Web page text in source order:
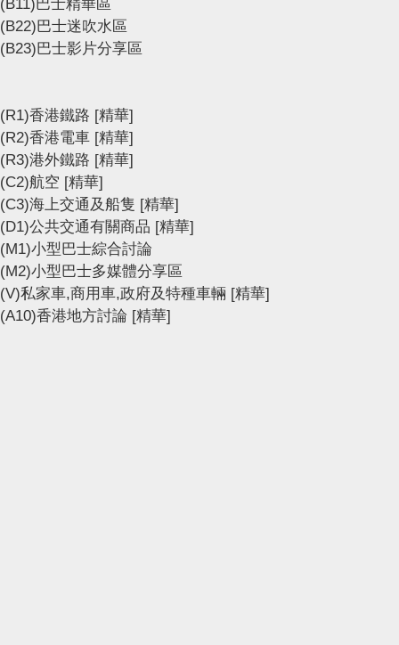
(B11)巴士精華區
(B22)巴士迷吹水區
(B23)巴士影片分享區
(R1)香港鐵路 [精華]
(R2)香港電車 [精華]
(R3)港外鐵路 [精華]
(C2)航空 [精華]
(C3)海上交通及船隻 [精華]
(D1)公共交通有關商品 [精華]
(M1)小型巴士綜合討論
(M2)小型巴士多媒體分享區
(V)私家車,商用車,政府及特種車輛 [精華]
(A10)香港地方討論 [精華]